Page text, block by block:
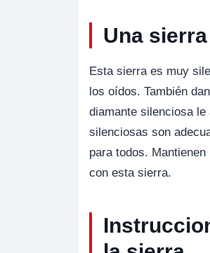
Una
Esta sierra es muy
los oídos. También
diamante silenciosa
silenciosas son
para todos.
con esta sierra.